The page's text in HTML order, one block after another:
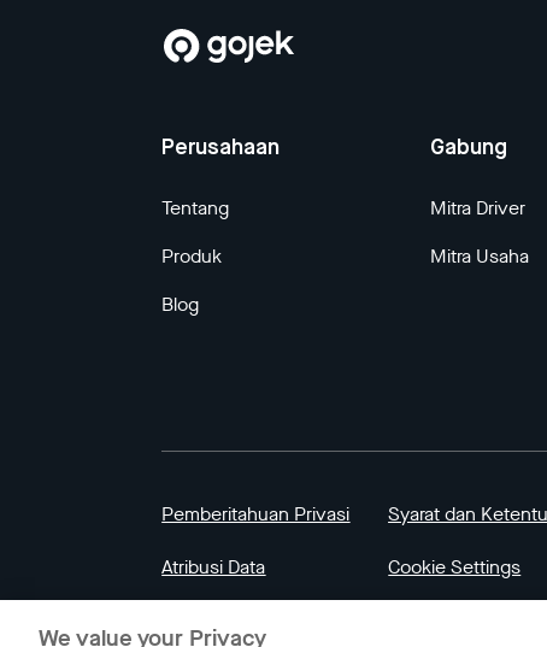
Perusahaan
Tentang
Produk
Blog
Gabung
Mitra Driver
Mitra Usaha
Pemberitahuan Privasi Syarat dan
Atribusi Data Cookie Settings
We value your Privacy